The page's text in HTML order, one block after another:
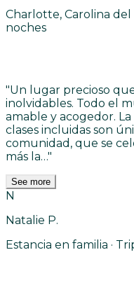
Charlotte, Carolina del
noches
"Un lugar precioso
inolvidables. Todo el
amable y acogedor.
clases incluidas son
comunidad, que se
más la…"
See more
N
Natalie P.
Estancia en familia ·